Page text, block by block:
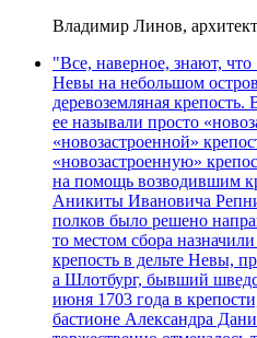
Владимир Линов,
"Все, наверное, знают, что
Невы на небольшом
деревоземляная крепость.
ее называли просто
«новозастроенной»
«новозастроенную»
на помощь возводившим
Аникиты Ивановича
полков было решено
то местом сбора
крепость в дельте Невы,
а Шлотбург, бывший
июня 1703 года в
бастионе Александра